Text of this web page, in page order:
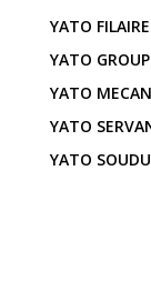
YATO FILAIRE
YATO
YATO
YATO
YATO